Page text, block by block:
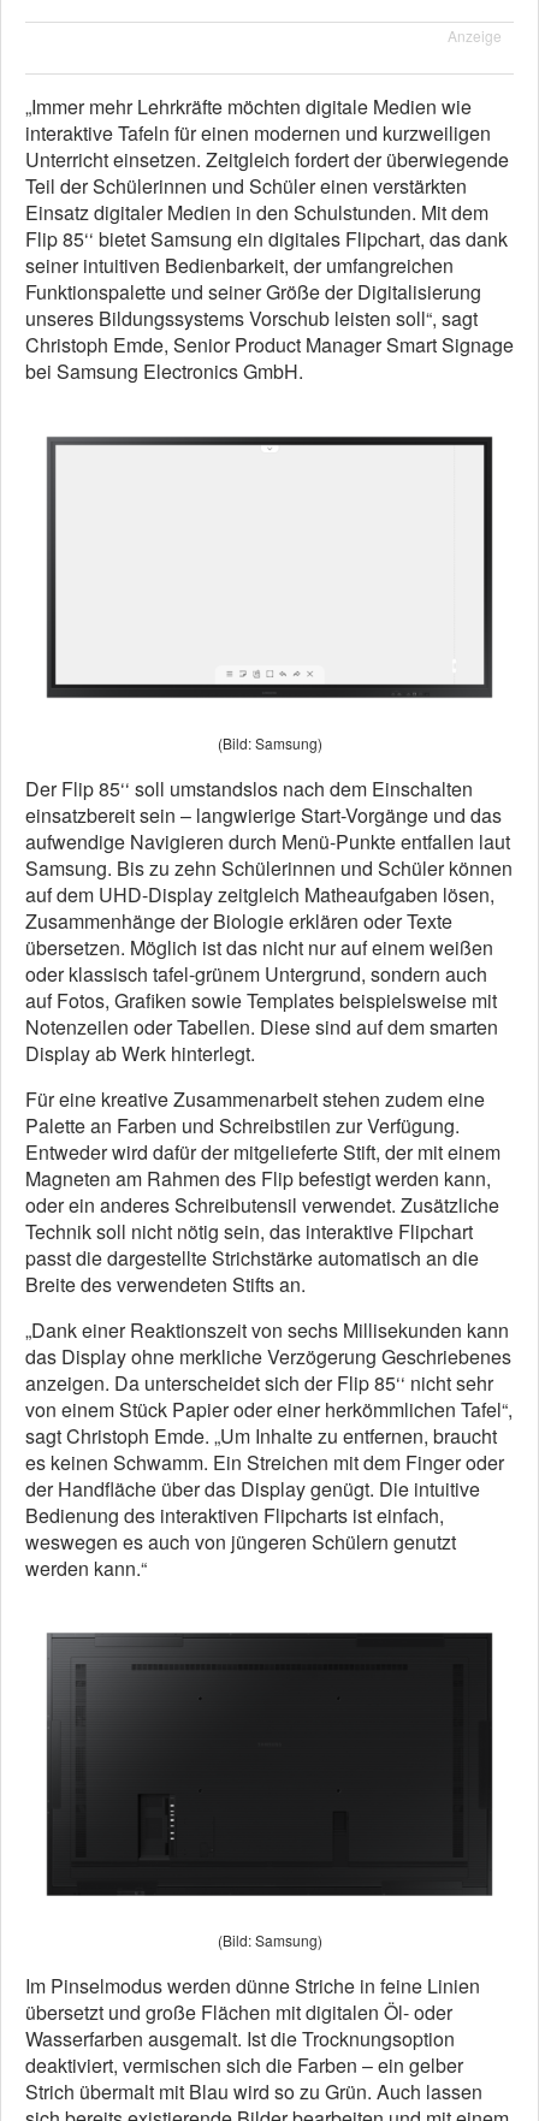
Anzeige
„Immer mehr Lehrkräfte möchten digitale Medien wie
interaktive Tafeln für einen modernen und kurzweiligen
Unterricht einsetzen. Zeitgleich fordert der überwiegende
Teil der Schülerinnen und Schüler einen verstärkten
Einsatz digitaler Medien in den Schulstunden. Mit dem
Flip 85‘‘ bietet Samsung ein digitales Flipchart, das dank
seiner intuitiven Bedienbarkeit, der umfangreichen
Funktionspalette und seiner Größe der Digitalisierung
unseres Bildungssystems Vorschub leisten soll“, sagt
Christoph Emde, Senior Product Manager Smart Signage
bei Samsung Electronics GmbH.
(Bild: Samsung)
Der Flip 85‘‘ soll umstandslos nach dem Einschalten
einsatzbereit sein – langwierige Start-Vorgänge und das
aufwendige Navigieren durch Menü-Punkte entfallen laut
Samsung. Bis zu zehn Schülerinnen und Schüler können
auf dem UHD-Display zeitgleich Matheaufgaben lösen,
Zusammenhänge der Biologie erklären oder Texte
übersetzen. Möglich ist das nicht nur auf einem weißen
oder klassisch tafel-grünem Untergrund, sondern auch
auf Fotos, Grafiken sowie Templates beispielsweise mit
Notenzeilen oder Tabellen. Diese sind auf dem smarten
Display ab Werk hinterlegt.
Für eine kreative Zusammenarbeit stehen zudem eine
Palette an Farben und Schreibstilen zur Verfügung.
Entweder wird dafür der mitgelieferte Stift, der mit einem
Magneten am Rahmen des Flip befestigt werden kann,
oder ein anderes Schreibutensil verwendet. Zusätzliche
Technik soll nicht nötig sein, das interaktive Flipchart
passt die dargestellte Strichstärke automatisch an die
Breite des verwendeten Stifts an.
„Dank einer Reaktionszeit von sechs Millisekunden kann
das Display ohne merkliche Verzögerung Geschriebenes
anzeigen. Da unterscheidet sich der Flip 85‘‘ nicht sehr
von einem Stück Papier oder einer herkömmlichen Tafel“,
sagt Christoph Emde. „Um Inhalte zu entfernen, braucht
es keinen Schwamm. Ein Streichen mit dem Finger oder
der Handfläche über das Display genügt. Die intuitive
Bedienung des interaktiven Flipcharts ist einfach,
weswegen es auch von jüngeren Schülern genutzt
werden kann.“
(Bild: Samsung)
Im Pinselmodus werden dünne Striche in feine Linien
übersetzt und große Flächen mit digitalen Öl- oder
Wasserfarben ausgemalt. Ist die Trocknungsoption
deaktiviert, vermischen sich die Farben – ein gelber
Strich übermalt mit Blau wird so zu Grün. Auch lassen